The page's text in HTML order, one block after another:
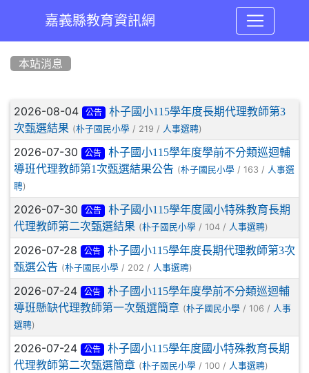
嘉義縣教育資訊網
本站消息
文章列表
2026-08-04 公告
朴子國小115學年度長期代理教師第3
次甄選結果 (朴子國民小學 / 219 / 人事選聘)
2026-07-30 公告
朴子國小115學年度學前不分類巡迴輔
導班代理教師第1次甄選結果公告 (朴子國民小學 / 163 / 人事選
聘)
2026-07-30 公告
朴子國小115學年度國小特殊教育長期
代理教師第二次甄選結果 (朴子國民小學 / 104 / 人事選聘)
2026-07-28 公告
朴子國小115學年度長期代理教師第3次
甄選公告 (朴子國民小學 / 202 / 人事選聘)
2026-07-24 公告
朴子國小115學年度學前不分類巡迴輔
導班懸缺代理教師第一次甄選簡章 (朴子國民小學 / 106 / 人事
選聘)
2026-07-24 公告
朴子國小115學年度國小特殊教育長期
代理教師第二次甄選簡章 (朴子國民小學 / 100 / 人事選聘)